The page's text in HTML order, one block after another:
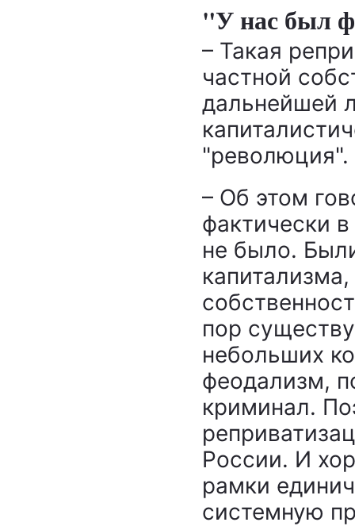
"У нас был
– Такая
частной
дальнейшей
"революция".
– Об этом
фактически
не было.
пор
небольших
феодализм,
криминал.
России. И
рамки
системную